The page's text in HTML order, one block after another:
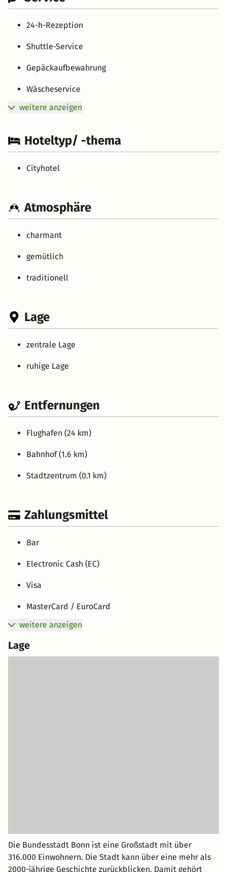
24-h-Rezeption
Shuttle-Service
Gepäckaufbewahrung
Wäscheservice
weitere anzeigen
Hoteltyp/ -thema
Cityhotel
Atmosphäre
charmant
gemütlich
traditionell
Lage
zentrale Lage
ruhige Lage
Entfernungen
Flughafen (24 km)
Bahnhof (1.6 km)
Stadtzentrum (0.1 km)
Zahlungsmittel
Bar
Electronic Cash (EC)
Visa
MasterCard / EuroCard
weitere anzeigen
Lage
Die Bundesstadt Bonn ist eine Großstadt mit über
316.000 Einwohnern. Die Stadt kann über eine mehr als
2000-jährige Geschichte zurückblicken. Damit gehört